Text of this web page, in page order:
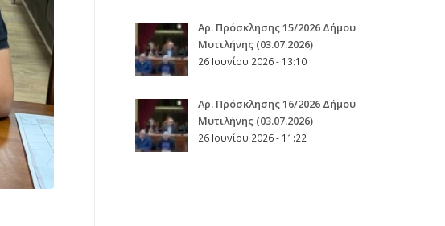
Aρ. Πρόσκλησης 15/2026 Δήμου
Μυτιλήνης (03.07.2026)
26 Ιουνίου 2026 - 13:10
Aρ. Πρόσκλησης 16/2026 Δήμου
Μυτιλήνης (03.07.2026)
26 Ιουνίου 2026 - 11:22